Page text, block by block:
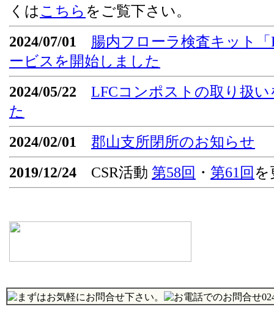
くはこちら をご覧下さい。
2024/07/01
腸内フローラ検査キット「
ービスを開始しました
2024/05/22
LFCコンポストの取り扱
た
2024/02/01
郡山支所閉所のお知らせ
2019/12/24 CSR活動 第58回 ・ 第61回 を